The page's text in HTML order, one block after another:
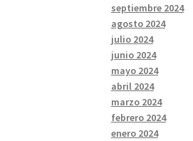
septiembre 2024
agosto 2024
julio 2024
junio 2024
mayo 2024
abril 2024
marzo 2024
febrero 2024
enero 2024